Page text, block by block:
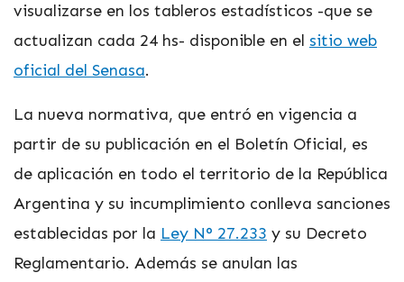
visualizarse en los tableros estadísticos -que se
actualizan cada 24 hs- disponible en el sitio web
oficial del Senasa.
La nueva normativa, que entró en vigencia a
partir de su publicación en el Boletín Oficial, es
de aplicación en todo el territorio de la República
Argentina y su incumplimiento conlleva sanciones
establecidas por la Ley N° 27.233 y su Decreto
Reglamentario. Además se anulan las